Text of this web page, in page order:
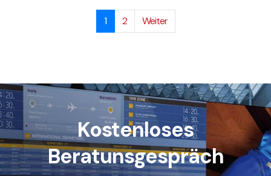
1 2 Weiter
Kostenloses
Beratunsgespräch